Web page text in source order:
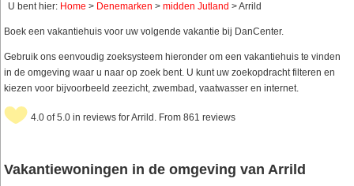
U bent hier: Home > Denemarken > midden Jutland > Arrild
Boek een vakantiehuis voor uw volgende vakantie bij DanCenter.
Gebruik ons eenvoudig zoeksysteem hieronder om een vakantiehuis te vinden
in de omgeving waar u naar op zoek bent. U kunt uw zoekopdracht filteren en
kiezen voor bijvoorbeeld zeezicht, zwembad, vaatwasser en internet.
4.0 of 5.0 in reviews for Arrild. From 861 reviews
Vakantiewoningen in de omgeving van Arrild